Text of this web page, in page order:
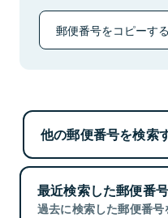
郵便番号をコピーする
他の郵便番号を検索
最近検索した郵便番号
過去に検索した郵便番号